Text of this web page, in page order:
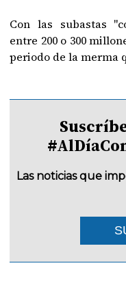
Con las subastas
entre 200 o 300
periodo de la merma
Las noticias que